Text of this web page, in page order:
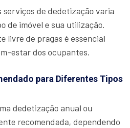
serviços de dedetização varia
de imóvel e sua utilização.
livre de pragas é essencial
estar dos ocupantes.
para Diferentes Tipos
dedetização anual ou
recomendada, dependendo